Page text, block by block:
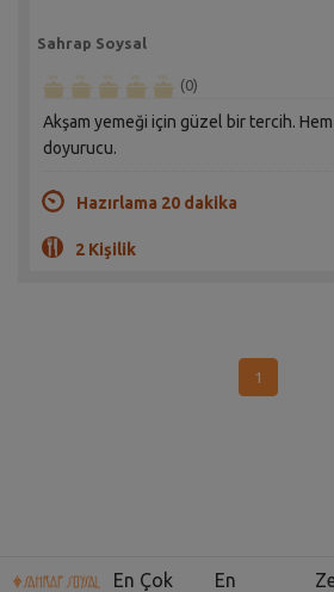
Sahrap Soysal
(0)
Akşam yemeği için güzel bir tercih.
doyurucu.
Hazırlama 20 dakika
2 Kişilik
1
En Çok
En